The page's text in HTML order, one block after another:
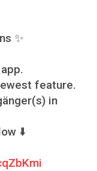
✨
app.
feature.
in
⬇️